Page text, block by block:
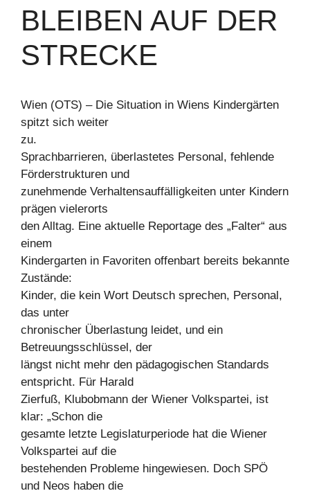
LEIBEN AUF DER S
TRECKE
Wien (OTS) – Die Situation in Wiens Kindergärten
spitzt sich weiter
zu.
Sprachbarrieren, überlastetes Personal, fehlende
Förderstrukturen und
zunehmende Verhaltensauffälligkeiten unter Kindern
prägen vielerorts
den Alltag. Eine aktuelle Reportage des „Falter“ aus
einem
Kindergarten in Favoriten offenbart bereits bekannte
Zustände:
Kinder, die kein Wort Deutsch sprechen, Personal,
das unter
chronischer Überlastung leidet, und ein
Betreuungsschlüssel, der
längst nicht mehr den pädagogischen Standards
entspricht. Für Harald
Zierfuß, Klubobmann der Wiener Volkspartei, ist
klar: „Schon die
gesamte letzte Legislaturperiode hat die Wiener
Volkspartei auf die
bestehenden Probleme hingewiesen. Doch SPÖ
und Neos haben die